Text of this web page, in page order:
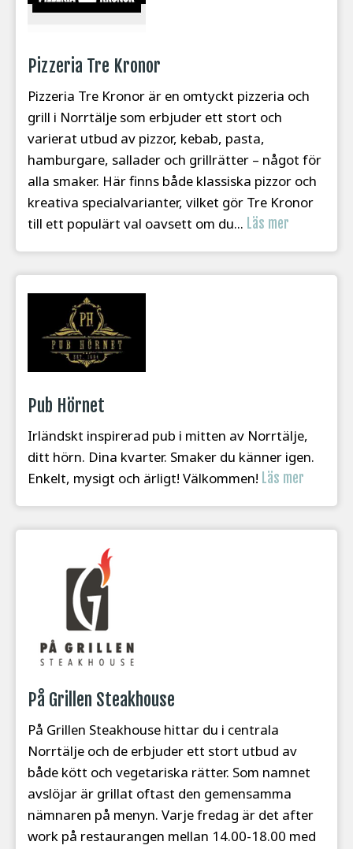
Pizzeria Tre Kronor
Pizzeria Tre Kronor är en omtyckt pizzeria och
grill i Norrtälje som erbjuder ett stort och
varierat utbud av pizzor, kebab, pasta,
hamburgare, sallader och grillrätter – något för
alla smaker. Här finns både klassiska pizzor och
kreativa specialvarianter, vilket gör Tre Kronor
till ett populärt val oavsett om du... Läs mer
Pub Hörnet
Irländskt inspirerad pub i mitten av Norrtälje,
ditt hörn. Dina kvarter. Smaker du känner igen.
Enkelt, mysigt och ärligt! Välkommen! Läs mer
På Grillen Steakhouse
På Grillen Steakhouse hittar du i centrala
Norrtälje och de erbjuder ett stort utbud av
både kött och vegetariska rätter. Som namnet
avslöjar är grillat oftast den gemensamma
nämnaren på menyn. Varje fredag är det after
work på restaurangen mellan 14.00-18.00 med